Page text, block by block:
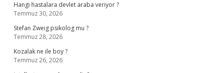
Hangi hastalara devlet araba veriyor ?
Temmuz 30, 2026
Stefan Zweig psikolog mu ?
Temmuz 28, 2026
Kozalak ne ile boy ?
Temmuz 26, 2026